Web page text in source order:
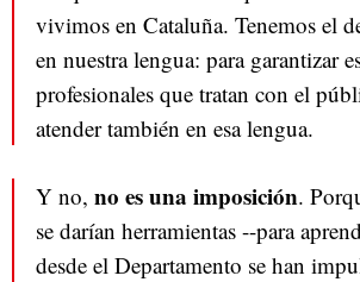
vivimos en Cataluña. Tenemos el
en nuestra lengua: para garantizar
profesionales que tratan con el
atender también en esa lengua.
Y no, no es una imposición.
se darían herramientas --para
desde el Departamento se han